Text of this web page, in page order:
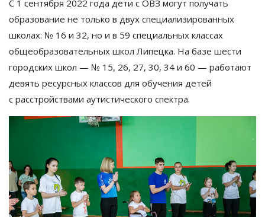
С 1 сентября 2022 года дети с ОВЗ могут получать
образование не только в двух специализированных
школах: № 16 и 32, но и в 59 специальных классах
общеобразовательных школ Липецка. На базе шести
городских школ — № 15, 26, 27, 30, 34 и 60 — работают
девять ресурсных классов для обучения детей
с расстройствами аутистического спектра.